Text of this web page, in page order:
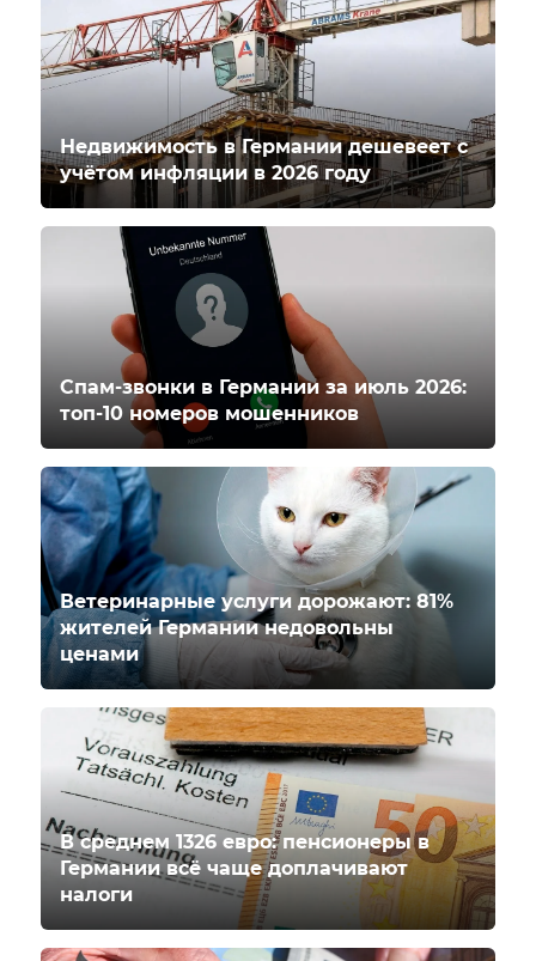
Недвижимость в Германии дешевеет с
учётом инфляции в 2026 году
Спам-звонки в Германии за июль 2026:
топ-10 номеров мошенников
Ветеринарные услуги дорожают: 81%
жителей Германии недовольны
ценами
В среднем 1326 евро: пенсионеры в
Германии всё чаще доплачивают
налоги